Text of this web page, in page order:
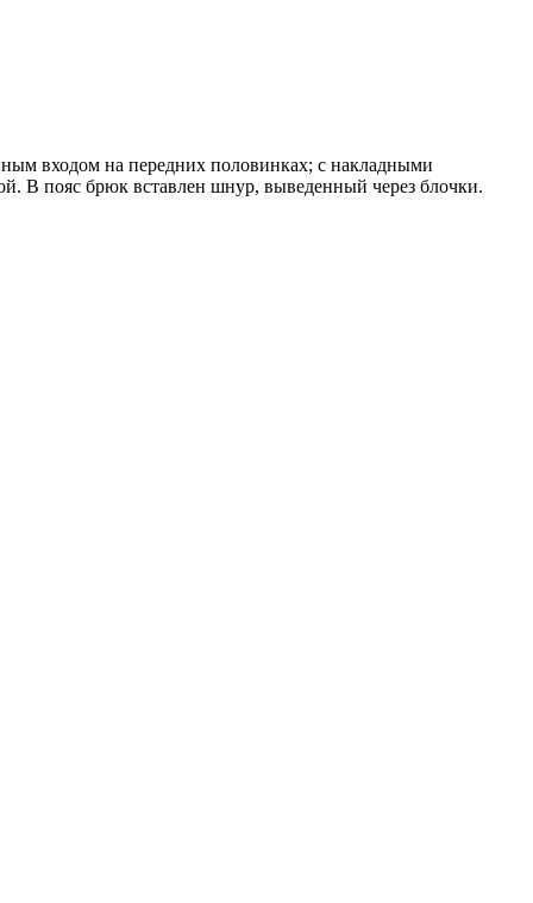
входом на передних половинках; с накладными
В пояс брюк вставлен шнур, выведенный через блочки.